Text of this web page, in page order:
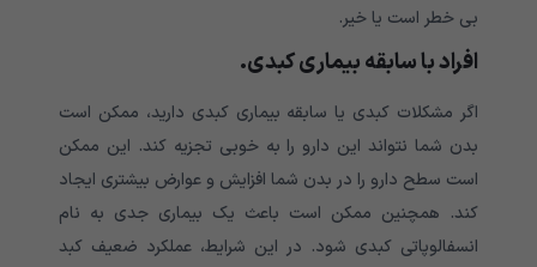
بی خطر است یا خیر.
افراد با سابقه بیماری کبدی.
اگر مشکلات کبدی یا سابقه بیماری کبدی دارید، ممکن است
بدن شما نتواند این دارو را به خوبی تجزیه کند. این ممکن
است سطح دارو را در بدن شما افزایش و عوارض بیشتری ایجاد
کند. همچنین ممکن است باعث یک بیماری جدی به نام
انسفالوپاتی کبدی شود. در این شرایط، عملکرد ضعیف کبد